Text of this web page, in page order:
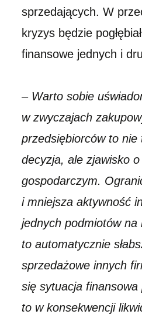
sprzedających. W
kryzys będzie
finansowe jednych i
– Warto sobie
w zwyczajach
przedsiębiorców to nie
decyzja, ale zjawisko
gospodarczym.
i mniejsza aktywność
jednych podmiotów na
to automatycznie
sprzedażowe innych
się sytuacja
to w konsekwencji